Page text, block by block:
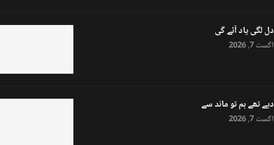
دل لگی یاد آئے گی
اگست 7, 2026
دیے تھے ہم تو ماند سے
اگست 7, 2026